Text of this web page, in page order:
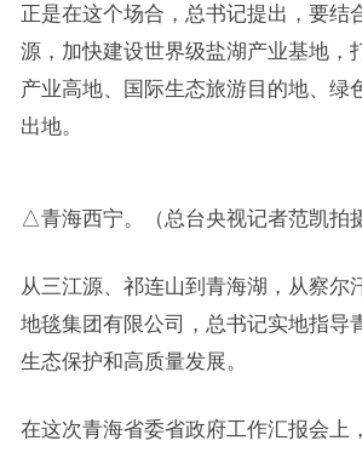
正是在这个场合，总书记提出，要结
源，加快建设世界级盐湖产业基地，
产业高地、国际生态旅游目的地、绿
出地。
△青海西宁。（总台央视记者范凯拍
从三江源、祁连山到青海湖，从察尔
地毯集团有限公司，总书记实地指导
生态保护和高质量发展。
在这次青海省委省政府工作汇报会上